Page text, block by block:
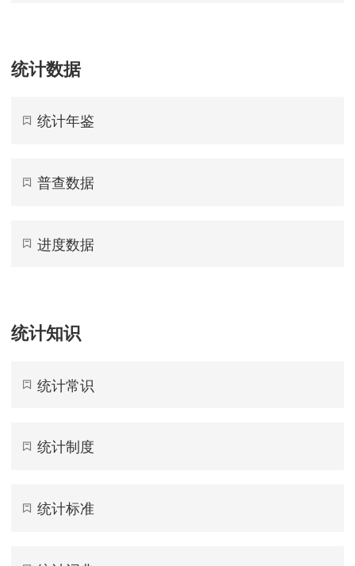
统计数据
统计年鉴
普查数据
进度数据
统计知识
统计常识
统计制度
统计标准